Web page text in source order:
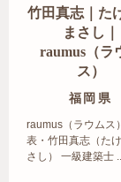
竹田真志｜た
まさし｜
raumus（ラ
ス）
福岡県
raumus（ラウムス
表・竹田真志（た
さし） 一級建築士 ...